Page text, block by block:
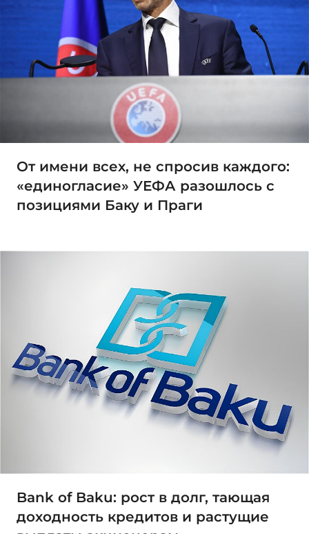
От имени всех, не спросив каждого:
«единогласие» УЕФА разошлось с
позициями Баку и Праги
Bank of Baku: рост в долг, тающая
доходность кредитов и растущие